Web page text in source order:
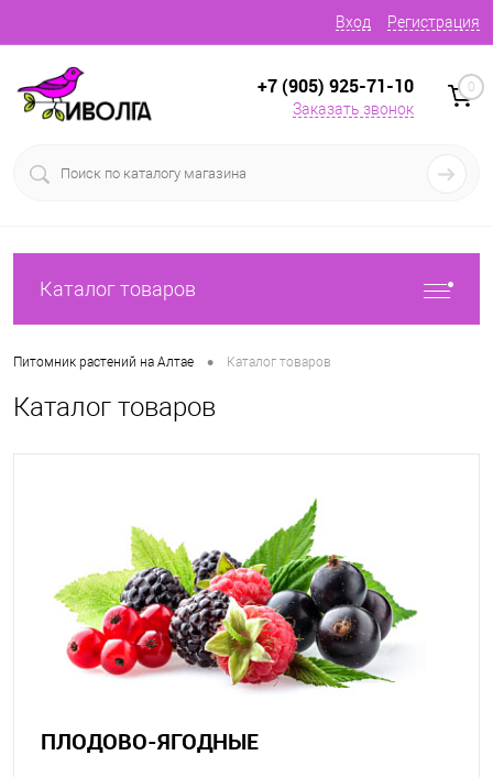
Вход Регистрация
+7 (905) 925-71-10
Заказать звонок
0
Каталог товаров
Питомник растений на Алтае • Каталог товаров
Каталог товаров
ПЛОДОВО-ЯГОДНЫЕ